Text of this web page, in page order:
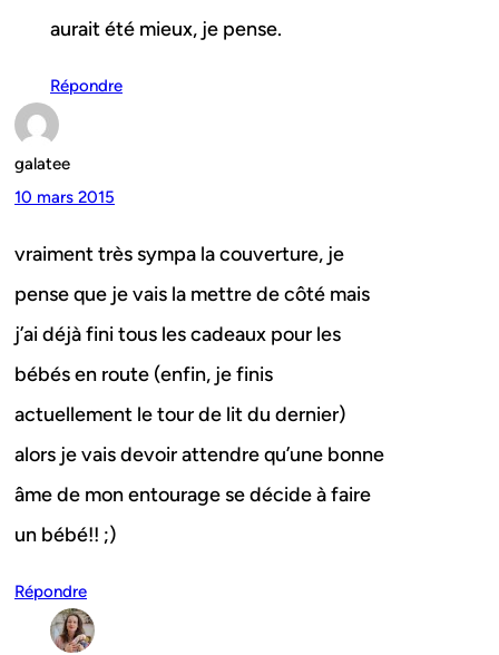
aurait été mieux, je pense.
Répondre
galatee
10 mars 2015
vraiment très sympa la couverture, je
pense que je vais la mettre de côté mais
j’ai déjà fini tous les cadeaux pour les
bébés en route (enfin, je finis
actuellement le tour de lit du dernier)
alors je vais devoir attendre qu’une bonne
âme de mon entourage se décide à faire
un bébé!! ;)
Répondre